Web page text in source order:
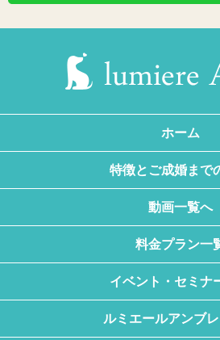
ホーム
特徴とご成婚まで
動画一覧へ
料金プラン一
イベント・セミナ
ルミエールアンブ